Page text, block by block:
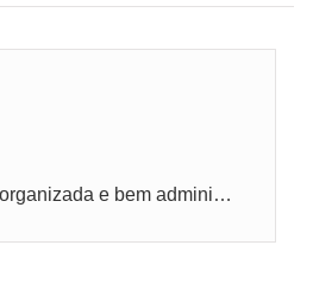
Empresa com possibilidade de crescimento profissional, é organizada e bem administrada.